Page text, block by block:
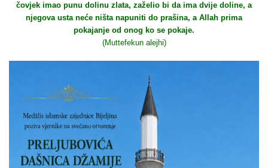
čovjek imao punu dolinu zlata, zaželio bi da ima dvije doline, a
njegova usta neće ništa napuniti do prašina, a Allah prima
pokajanje od onog ko se pokaje.
(Muttefekun alejhi)